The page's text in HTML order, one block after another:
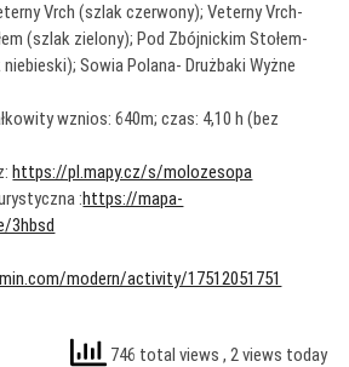
Vrch (szlak czerwony); Veterny Vrch-
(szlak zielony); Pod Zbójnickim Stołem-
Sowia Polana- Drużbaki Wyżne
wznios: 640m; czas: 4,10 h (bez
https://pl.mapy.cz/s/molozesopa
:https://mapa-
3hbsd
modern/activity/17512051751
746 total views , 2 views today